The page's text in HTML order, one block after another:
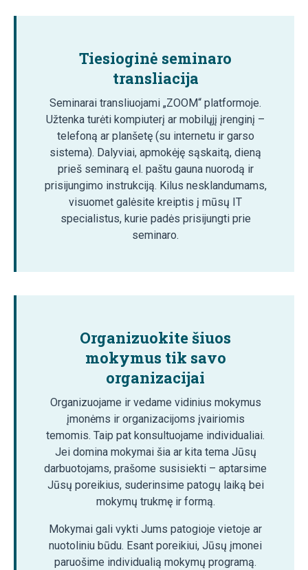
Tiesioginė seminaro
transliacija
Seminarai transliuojami „ZOOM“ platformoje.
Užtenka turėti kompiuterį ar mobilųjį įrenginį –
telefoną ar planšetę (su internetu ir garso
sistema). Dalyviai, apmokėję sąskaitą, dieną
prieš seminarą el. paštu gauna nuorodą ir
prisijungimo instrukciją. Kilus nesklandumams,
visuomet galėsite kreiptis į mūsų IT
specialistus, kurie padės prisijungti prie
seminaro.
Organizuokite šiuos
mokymus tik savo
organizacijai
Organizuojame ir vedame vidinius mokymus
įmonėms ir organizacijoms įvairiomis
temomis. Taip pat konsultuojame individualiai.
Jei domina mokymai šia ar kita tema Jūsų
darbuotojams, prašome susisiekti – aptarsime
Jūsų poreikius, suderinsime patogų laiką bei
mokymų trukmę ir formą.
Mokymai gali vykti Jums patogioje vietoje ar
nuotoliniu būdu. Esant poreikiui, Jūsų įmonei
paruošime individualią mokymų programą.